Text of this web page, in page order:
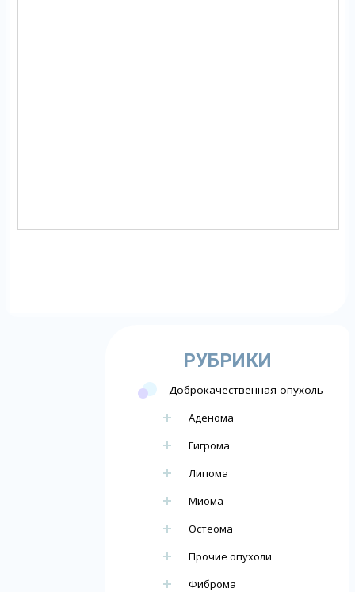
РУБРИКИ
Доброкачественная опухоль
Аденома
Гигрома
Липома
Миома
Остеома
Прочие опухоли
Фиброма